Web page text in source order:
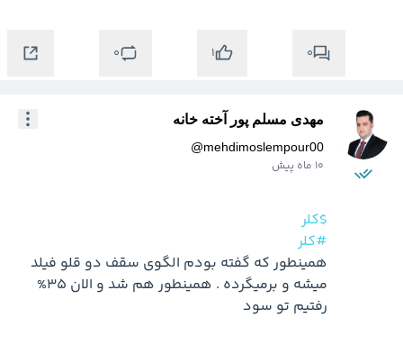
0
1
0
مهدی مسلم پور آخته خانه
@mehdimoslempour00
10 ماه پیش
$کلر
#کلر
رفتیم تو سود